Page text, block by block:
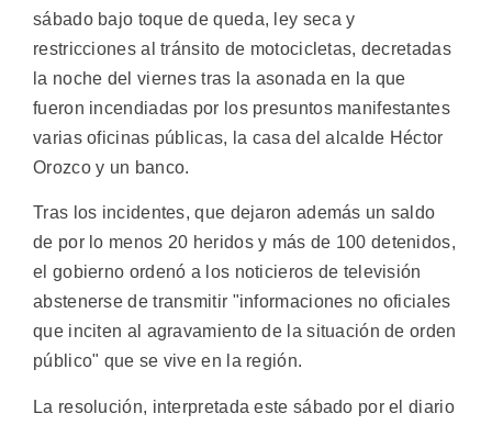
sábado bajo toque de queda, ley seca y
restricciones al tránsito de motocicletas, decretadas
la noche del viernes tras la asonada en la que
fueron incendiadas por los presuntos manifestantes
varias oficinas públicas, la casa del alcalde Héctor
Orozco y un banco.
Tras los incidentes, que dejaron además un saldo
de por lo menos 20 heridos y más de 100 detenidos,
el gobierno ordenó a los noticieros de televisión
abstenerse de transmitir "informaciones no oficiales
que inciten al agravamiento de la situación de orden
público" que se vive en la región.
La resolución, interpretada este sábado por el diario